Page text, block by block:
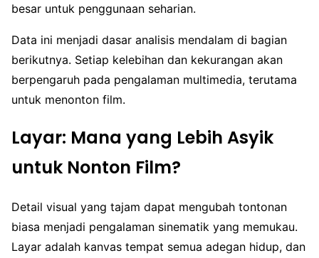
besar untuk penggunaan seharian.
Data ini menjadi dasar analisis mendalam di bagian
berikutnya. Setiap kelebihan dan kekurangan akan
berpengaruh pada pengalaman multimedia, terutama
untuk menonton film.
Layar: Mana yang Lebih Asyik
untuk Nonton Film?
Detail visual yang tajam dapat mengubah tontonan
biasa menjadi pengalaman sinematik yang memukau.
Layar adalah kanvas tempat semua adegan hidup, dan